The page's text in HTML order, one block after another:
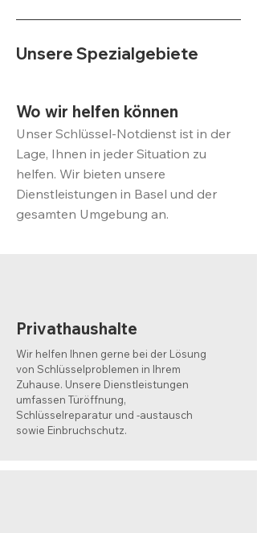
Unsere Spezialgebiete
Wo wir helfen können
Unser Schlüssel-Notdienst ist in der
Lage, Ihnen in jeder Situation zu
helfen. Wir bieten unsere
Dienstleistungen in Basel und der
gesamten Umgebung an.
Privathaushalte
Wir helfen Ihnen gerne bei der Lösung
von Schlüsselproblemen in Ihrem
Zuhause. Unsere Dienstleistungen
umfassen Türöffnung,
Schlüsselreparatur und -austausch
sowie Einbruchschutz.